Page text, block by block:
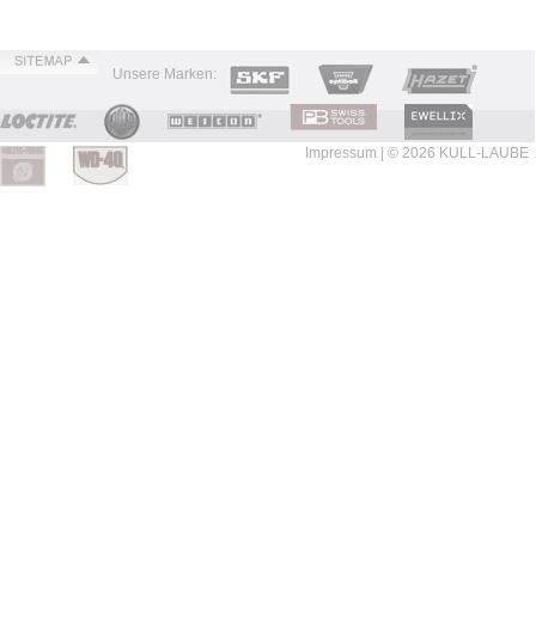
Unsere Marken:
Impressum | © 2026 KULL-LAUBE